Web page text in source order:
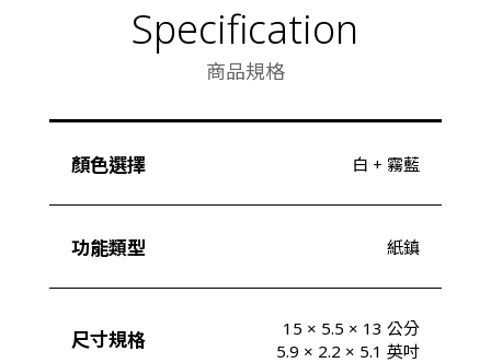
Specification
商品規格
顏色選擇 白 + 霧藍
功能類型 紙鎮
尺寸規格
15 × 5.5 × 13 公分
5.9 × 2.2 × 5.1 英吋